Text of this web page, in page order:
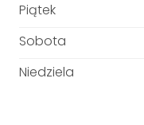
Piątek
Sobota
Niedziela